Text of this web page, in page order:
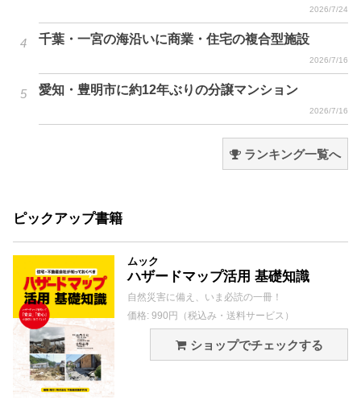
2026/7/24
千葉・一宮の海沿いに商業・住宅の複合型施設
2026/7/16
愛知・豊明市に約12年ぶりの分譲マンション
2026/7/16
ランキング一覧へ
ピックアップ書籍
ムック
ハザードマップ活用 基礎知識
自然災害に備え、いま必読の一冊！
価格: 990円（税込み・送料サービス）
ショップでチェックする